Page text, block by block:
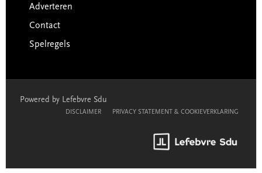
Adverteren
Contact
Spelregels
Powered by Lefebvre Sdu
DISCLAIMER PRIVACY STATEMENT & COOKIEVERKLARING